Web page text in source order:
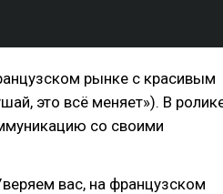
рынке с красивым
это всё меняет»). В
со своими
вас, на французском